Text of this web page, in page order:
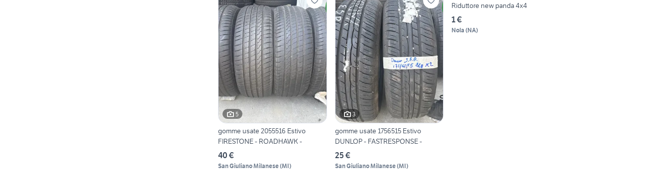
5
gomme usate 2055516 Estivo
FIRESTONE - ROADHAWK -
40 €
San Giuliano Milanese(MI)
3
gomme usate 1756515 Estivo
DUNLOP - FASTRESPONSE -
25 €
San Giuliano Milanese(MI)
Riduttore new panda 4x4
1 €
Nola (NA)